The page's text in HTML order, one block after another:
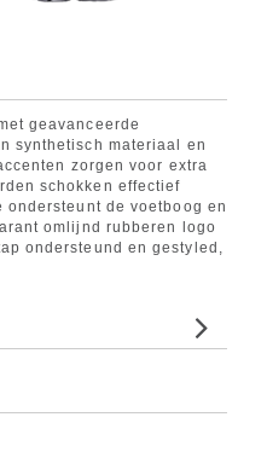
geavanceerde
synthetisch materiaal en
zorgen voor extra
schokken effectief
de voetboog en
omlijnd rubberen logo
ondersteund en gestyled,